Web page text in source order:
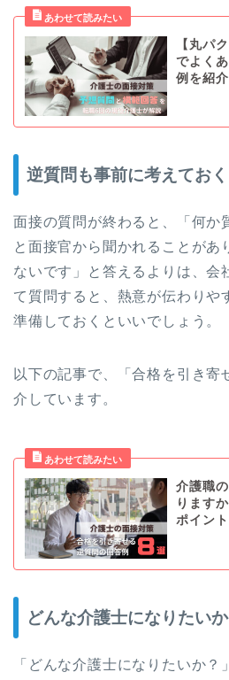
【丸パ
でよく
例を紹介
逆質問も事前に考えておく
面接の質問が終わると、「何か
と面接官から聞かれることがあ
ないです」と答えるよりは、会
て質問すると、熱意が伝わりや
準備しておくといいでしょう。
以下の記事で、「合格を引き寄
介しています。
介護職
ります
ポイン
どんな介護士になりたい
「どんな介護士になりたいか？